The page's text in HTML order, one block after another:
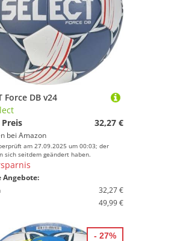
Force DB v24
32,27 €
bei Amazon
am 27.09.2025 um 00:03; der
sich seitdem geändert haben.
Angebote:
32,27 €
49,99 €
- 27%